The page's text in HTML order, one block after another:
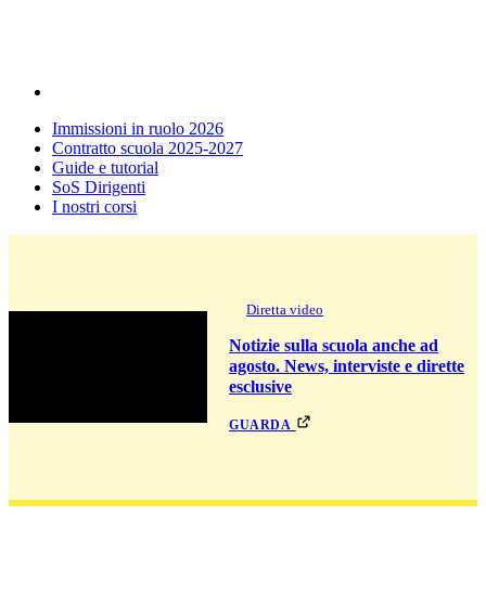
Immissioni in ruolo 2026
Contratto scuola 2025-2027
Guide e tutorial
SoS Dirigenti
I nostri corsi
Diretta video
Notizie sulla scuola anche ad
agosto. News, interviste e dirette
esclusive
guarda